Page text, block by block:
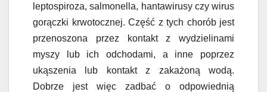
leptospiroza, salmonella, hantawirusy czy wirus
gorączki krwotocznej. Część z tych chorób jest
przenoszona przez kontakt z wydzielinami
myszy lub ich odchodami, a inne poprzez
ukąszenia lub kontakt z zakażoną wodą.
Dobrze jest więc zadbać o odpowiednią